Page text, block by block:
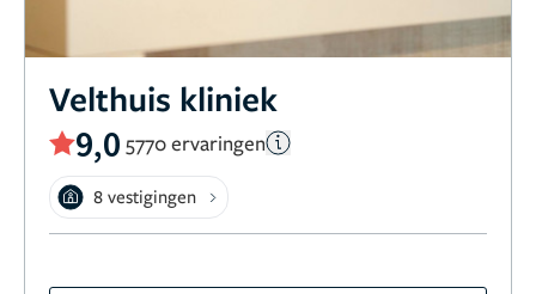
Velthuis kliniek
9,0 5770 ervaringen
8 vestigingen